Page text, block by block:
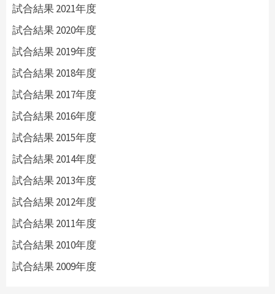
試合結果 2021年度
試合結果 2020年度
試合結果 2019年度
試合結果 2018年度
試合結果 2017年度
試合結果 2016年度
試合結果 2015年度
試合結果 2014年度
試合結果 2013年度
試合結果 2012年度
試合結果 2011年度
試合結果 2010年度
試合結果 2009年度